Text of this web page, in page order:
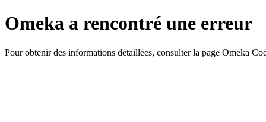
Omeka a rencontré une erreur
Pour obtenir des informations détaillées, consulter la page Omeka